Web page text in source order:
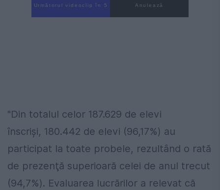
Următorul videoclip în 4 Anulează
"Din totalul celor 187.629 de elevi
înscrişi, 180.442 de elevi (96,17%) au
participat la toate probele, rezultând o rată
de prezenţă superioară celei de anul trecut
(94,7%). Evaluarea lucrărilor a relevat că